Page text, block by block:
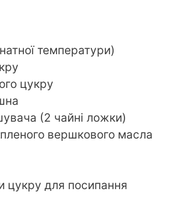
температури)
цукру
(2 чайні ложки)
вершкового масла
цукру для посипання